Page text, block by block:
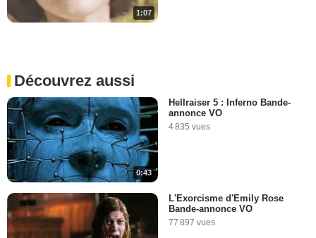
1:07
Découvrez aussi
0:43
Hellraiser 5 : Inferno Bande-
annonce VO
4 835 vues
L'Exorcisme d'Emily Rose
Bande-annonce VO
77 897 vues